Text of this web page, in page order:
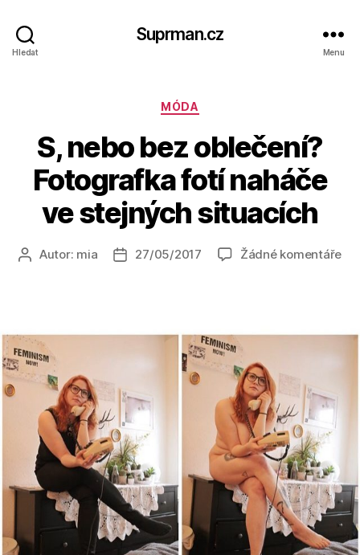
Hledat
Suprman.cz
Menu
Rubriky
MÓDA
S, nebo bez oblečení?
Fotografka fotí naháče
ve stejných situacích
AutorAutor: mia
Datum
27/05/2017 Žádné komentářeu